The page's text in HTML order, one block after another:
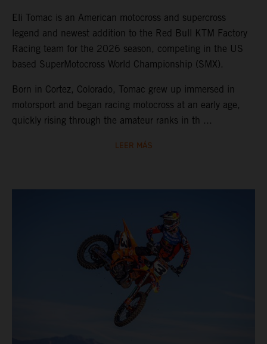
Eli Tomac is an American motocross and supercross
legend and newest addition to the Red Bull KTM Factory
Racing team for the 2026 season, competing in the US
based SuperMotocross World Championship (SMX).
Born in Cortez, Colorado, Tomac grew up immersed in
motorsport and began racing motocross at an early age,
quickly rising through the amateur ranks in th ...
LEER MÁS